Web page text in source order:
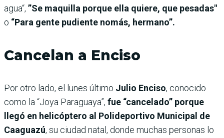
agua“, ”Se maquilla porque ella quiere, que pesadas"
o “Para gente pudiente nomás, hermano”.
Cancelan a Enciso
Por otro lado, el lunes último Julio Enciso, conocido
como la “Joya Paraguaya”, fue “cancelado” porque
llegó en helicóptero al Polideportivo Municipal de
Caaguazú, su ciudad natal, donde muchas personas lo